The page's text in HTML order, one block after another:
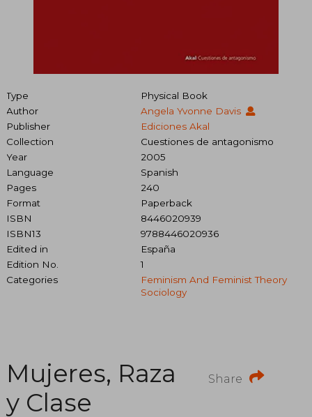
Type
Physical Book
Author
Angela Yvonne Davis
Publisher
Ediciones Akal
Collection
Cuestiones de antagonismo
Year
2005
Language
Spanish
Pages
240
Format
Paperback
ISBN
8446020939
ISBN13
9788446020936
Edited in
España
Edition No.
1
Categories
Feminism And Feminist Theory
Sociology
Share
Mujeres, Raza
y Clase